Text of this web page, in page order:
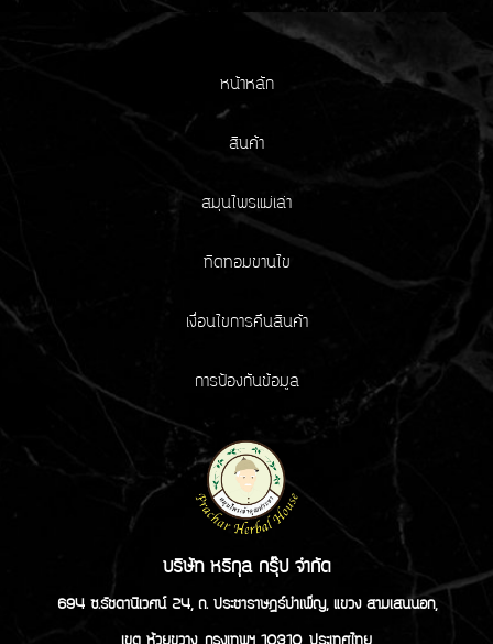
หน้าหลัก
สินค้า
สมุนไพรแม่เล่า
ทิดทอมขานไข
เงื่อนไขการคืนสินค้า
การป้องกันข้อมูล
บริษัท หริกุล กรุ๊ป จำกัด
694 ซ.รัชดานิเวศน์ 24, ถ. ประชาราษฏร์บำเพ็ญ, แขวง สามเสนนอก,